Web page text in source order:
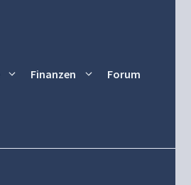
Finanzen Forum